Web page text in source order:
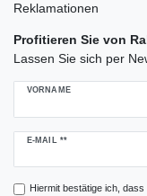
Reklamationen
Profitieren Sie von
Lassen Sie sich per
VORNAME
E-MAIL **
Newsletter
Hiermit bestätige ich, dass